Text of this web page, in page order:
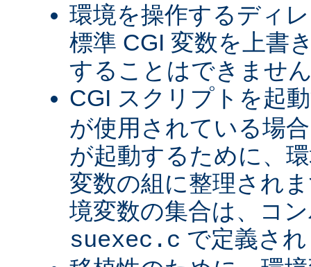
環境を操作するディ
標準 CGI 変数を上書
することはできませ
CGI スクリプトを起
が使用されている場
が起動するために、
変数の組に整理され
境変数の集合は、コ
suexec.c で定義さ